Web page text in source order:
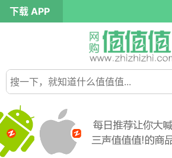
下载 APP